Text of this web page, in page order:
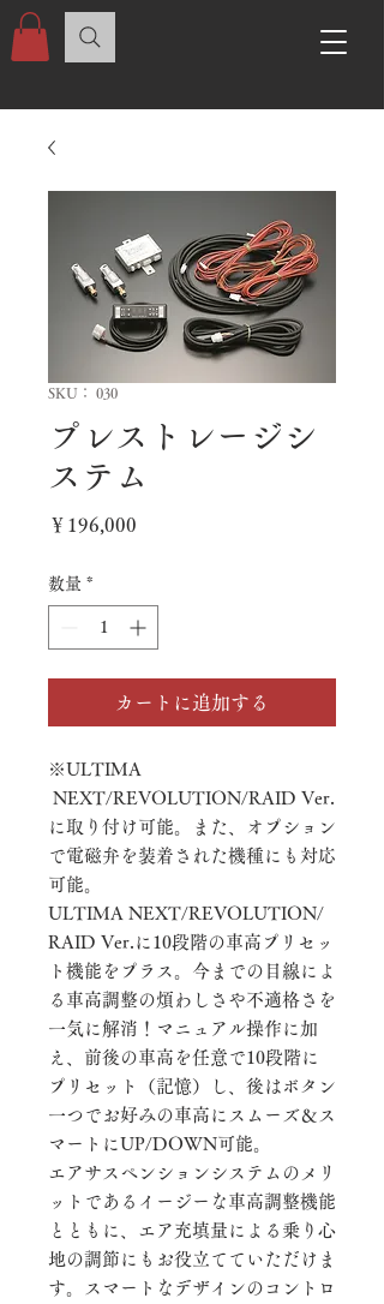
SKU： 030
プレストレージシ
ステム
￥196,000
数量 *
カートに追加する
※ULTIMA
NEXT/REVOLUTION/RAID Ver.
に取り付け可能。また、オプション
で電磁弁を装着された機種にも対応
可能。
ULTIMA NEXT/REVOLUTION/
RAID Ver.に10段階の車高プリセッ
ト機能をプラス。今までの目線によ
る車高調整の煩わしさや不適格さを
一気に解消！マニュアル操作に加
え、前後の車高を任意で10段階に
プリセット（記憶）し、後はボタン
一つでお好みの車高にスムーズ＆ス
マートにUP/DOWN可能。
エアサスペンションシステムのメリ
ットであるイージーな車高調整機能
とともに、エア充填量による乗り心
地の調節にもお役立てていただけま
す。スマートなデザインのコントロ